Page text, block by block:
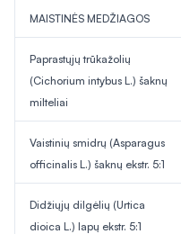
MAISTINĖS MEDŽIAGOS
Paprastųjų trūkažolių
(Cichorium intybus L.) šaknų
milteliai
Vaistinių smidrų (Asparagus
officinalis L.) šaknų ekstr. 5:1
Didžiųjų dilgėlių (Urtica
dioica L.) lapų ekstr. 5:1